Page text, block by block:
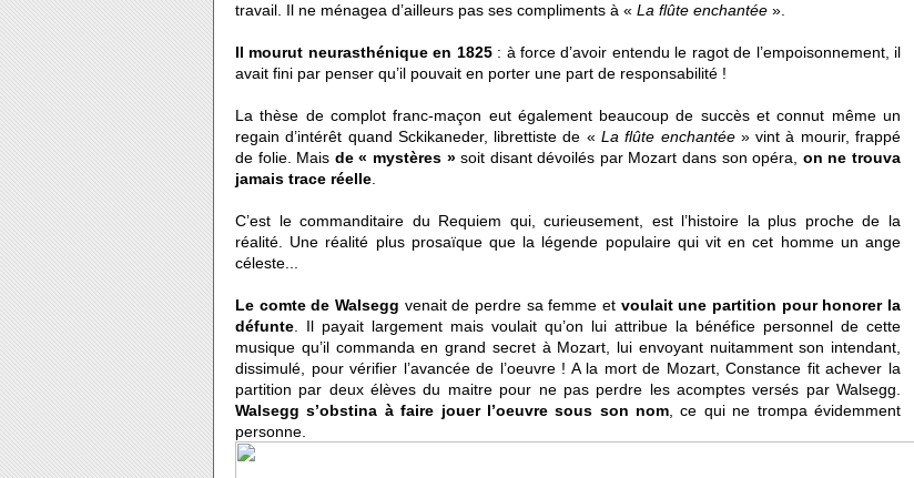
travail. Il ne ménagea d’ailleurs pas ses compliments à « La flûte enchantée ».
Il mourut neurasthénique en 1825: à force d’avoir entendu le ragot de l’empoisonnement, il
avait fini par penser qu’il pouvait en porter une part de responsabilité !
La thèse de complot franc-maçon eut également beaucoup de succès et connut même un
regain d’intérêt quand Sckikaneder, librettiste de « La flûte enchantée» vint à mourir, frappé
de folie. Mais de « mystères »soit disant dévoilés par Mozart dans son opéra, on ne trouva
jamais trace réelle
C’est le commanditaire du Requiem qui, curieusement, est l’histoire la plus proche de la
réalité. Une réalité plus prosaïque que la légende populaire qui vit en cet homme un ange
céleste...
Le comte de Walsegg venait de perdre sa femme et voulait une partition pour honorer la
défunte . Il payait largement mais voulait qu’on lui attribue la bénéfice personnel de cette
musique qu’il commanda en grand secret à Mozart, lui envoyant nuitamment son intendant,
dissimulé, pour vérifier l’avancée de l’oeuvre ! A la mort de Mozart, Constance fit achever la
partition par deux élèves du maitre pour ne pas perdre les acomptes versés par Walsegg.
Walsegg s’obstina à faire jouer l’oeuvre sous son nom , ce qui ne trompa évidemment
personne.